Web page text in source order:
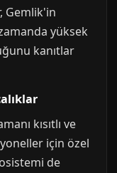
Gemlik'in
yüksek
kanıtlar
kısıtlı ve
için özel
de